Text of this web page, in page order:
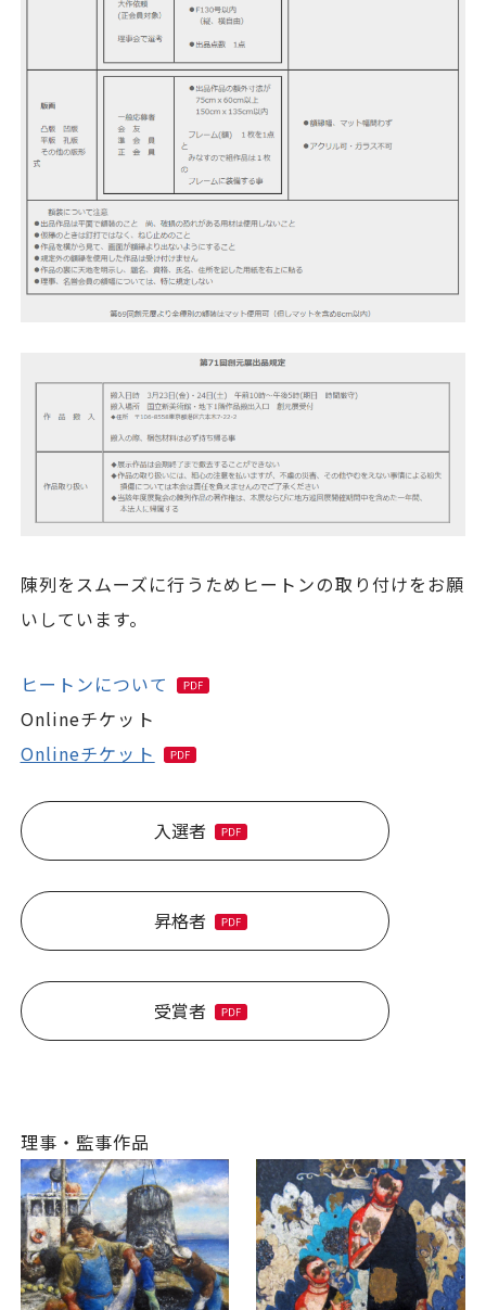
陳列をスムーズに行うためヒートンの取り付けをお願
いしています。
ヒートンについて
Onlineチケット
Onlineチケット
入選者
昇格者
受賞者
理事・監事作品